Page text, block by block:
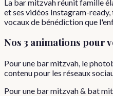
La bar mitzvah réunit famille
et ses vidéos Instagram-
vocaux de bénédiction que
Nos 3 animations pour
Pour une bar mitzvah, le
contenu pour les réseaux
Pourune bar mitzvah & bat